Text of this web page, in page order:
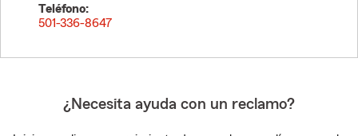
Teléfono:
501-336-8647
¿Necesita ayuda con un reclamo?